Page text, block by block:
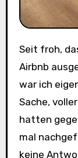
Seit froh, dass ich mich gestern „nur“ über das
Airbnb
war ich
Sache,
hatten
mal
keine